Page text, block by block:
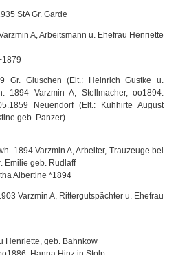
StA Gr. Garde
A, Arbeitsmann u. Ehefrau Henriette
Gr. Gluschen (Elt.: Heinrich Gustke u.
1894 Varzmin A, Stellmacher, oo1894:
Neuendorf (Elt.: Kuhhirte August
geb. Panzer)
1894 Varzmin A, Arbeiter, Trauzeuge bei
Emilie geb. Rudlaff
Albertine *1894
Varzmin A, Rittergutspächter u. Ehefrau
Henriette, geb. Bahnkow